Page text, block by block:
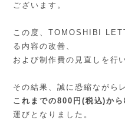
ございます。
この度、TOMOSHIBI
る内容の改善、
および制作費の見直しを行
その結果、誠に恐縮ながら
これまでの800円(税込)か
運びとなりました。